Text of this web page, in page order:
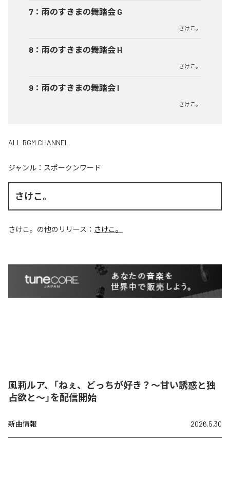
7 ： 雨のすきまの舞踏会 G
さけこ。
8 ： 雨のすきまの舞踏会 H
さけこ。
9 ： 雨のすきまの舞踏会 I
さけこ。
ALL BGM CHANNEL
ジャンル： スポークンワード
さけこ。
さけこ。 の他のリリース： さけこ。
風莉ルア、「ねぇ、どっちが好き？～甘い誘惑と独
占欲と～」を配信開始
新曲情報 2026.5.30